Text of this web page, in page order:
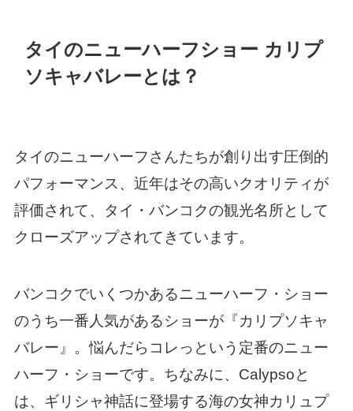
タイのニューハーフショー カリプ
ソキャバレーとは？
タイのニューハーフさんたちが創り出す圧倒的
パフォーマンス、近年はその高いクオリティが
評価されて、タイ・バンコクの観光名所として
クローズアップされてきています。
バンコクでいくつかあるニューハーフ・ショー
のうち一番人気があるショーが『カリプソキャ
バレー』。悩んだらコレっという定番のニュー
ハーフ・ショーです。ちなみに、Calypsoと
は、ギリシャ神話に登場する海の女神カリュプ